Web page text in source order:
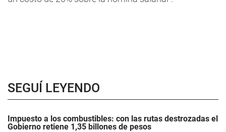
SEGUÍ LEYENDO
Impuesto a los combustibles: con las rutas destrozadas el
Gobierno retiene 1,35 billones de pesos